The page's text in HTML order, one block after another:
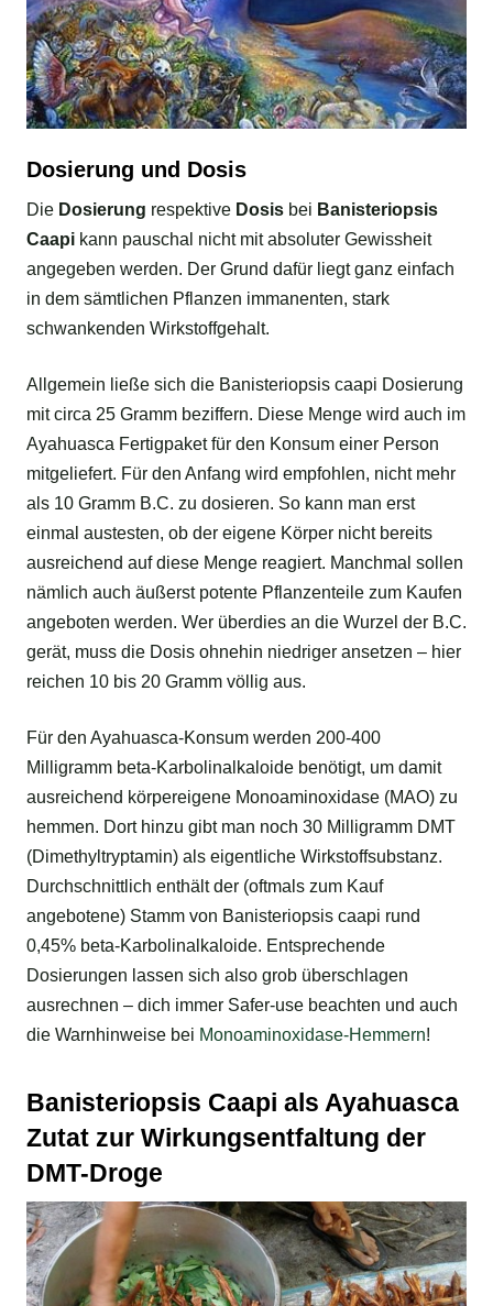
Dosierung und Dosis
Die Dosierung respektive Dosis bei Banisteriopsis
Caapi kann pauschal nicht mit absoluter Gewissheit
angegeben werden. Der Grund dafür liegt ganz einfach
in dem sämtlichen Pflanzen immanenten, stark
schwankenden Wirkstoffgehalt.
Allgemein ließe sich die Banisteriopsis caapi Dosierung
mit circa 25 Gramm beziffern. Diese Menge wird auch im
Ayahuasca Fertigpaket für den Konsum einer Person
mitgeliefert. Für den Anfang wird empfohlen, nicht mehr
als 10 Gramm B.C. zu dosieren. So kann man erst
einmal austesten, ob der eigene Körper nicht bereits
ausreichend auf diese Menge reagiert. Manchmal sollen
nämlich auch äußerst potente Pflanzenteile zum Kaufen
angeboten werden. Wer überdies an die Wurzel der B.C.
gerät, muss die Dosis ohnehin niedriger ansetzen – hier
reichen 10 bis 20 Gramm völlig aus.
Für den Ayahuasca-Konsum werden 200-400
Milligramm beta-Karbolinalkaloide benötigt, um damit
ausreichend körpereigene Monoaminoxidase (MAO) zu
hemmen. Dort hinzu gibt man noch 30 Milligramm DMT
(Dimethyltryptamin) als eigentliche Wirkstoffsubstanz.
Durchschnittlich enthält der (oftmals zum Kauf
angebotene) Stamm von Banisteriopsis caapi rund
0,45% beta-Karbolinalkaloide. Entsprechende
Dosierungen lassen sich also grob überschlagen
ausrechnen – dich immer Safer-use beachten und auch
die Warnhinweise bei Monoaminoxidase-Hemmern!
Banisteriopsis Caapi als Ayahuasca
Zutat zur Wirkungsentfaltung der
DMT-Droge